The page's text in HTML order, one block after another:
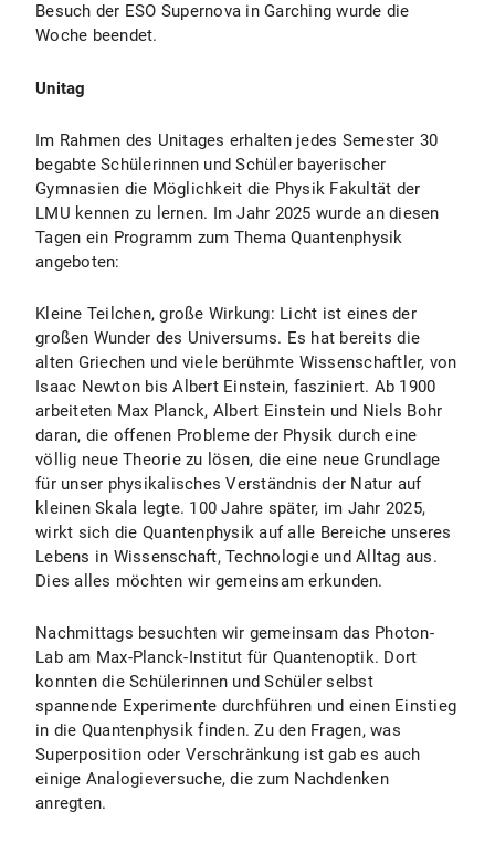
Besuch der ESO Supernova in Garching wurde die
Woche beendet.
Unitag
Im Rahmen des Unitages erhalten jedes Semester 30
begabte Schülerinnen und Schüler bayerischer
Gymnasien die Möglichkeit die Physik Fakultät der
LMU kennen zu lernen. Im Jahr 2025 wurde an diesen
Tagen ein Programm zum Thema Quantenphysik
angeboten:
Kleine Teilchen, große Wirkung: Licht ist eines der
großen Wunder des Universums. Es hat bereits die
alten Griechen und viele berühmte Wissenschaftler, von
Isaac Newton bis Albert Einstein, fasziniert. Ab 1900
arbeiteten Max Planck, Albert Einstein und Niels Bohr
daran, die offenen Probleme der Physik durch eine
völlig neue Theorie zu lösen, die eine neue Grundlage
für unser physikalisches Verständnis der Natur auf
kleinen Skala legte. 100 Jahre später, im Jahr 2025,
wirkt sich die Quantenphysik auf alle Bereiche unseres
Lebens in Wissenschaft, Technologie und Alltag aus.
Dies alles möchten wir gemeinsam erkunden.
Nachmittags besuchten wir gemeinsam das Photon-
Lab am Max-Planck-Institut für Quantenoptik. Dort
konnten die Schülerinnen und Schüler selbst
spannende Experimente durchführen und einen Einstieg
in die Quantenphysik finden. Zu den Fragen, was
Superposition oder Verschränkung ist gab es auch
einige Analogieversuche, die zum Nachdenken
anregten.